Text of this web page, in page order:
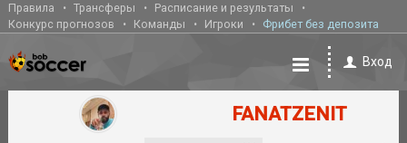
Правила Трансферы
Расписание и результаты
Конкурс прогнозов
Команды Игроки Фрибет без депозита
Вход
FANATZENIT